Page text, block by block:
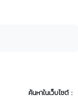
ค้นหาในเว็บไซต์ :